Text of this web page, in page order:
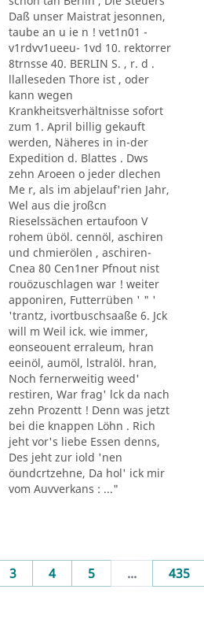
Daß unser Maistrat jesonnen,
taube an u ie n ! vet1n01 -
v1rdvv1ueeu- 1vd 10. rektorrer
8trnsse 40. BERLIN S. , r. d .
llalleseden Thore ist , oder
kann wegen
Krankheitsverhältnisse sofort
zum 1. April billig gekauft
werden, Näheres in in-der
Expedition d. Blattes . Dws
zehn Aroeen o jeder dlechen
Me r, als im abjelauf'rien Jahr,
Wel aus die jroßcn
Rieselssächen ertaufoon V
rohem üböl. cennöl, aschiren
und chmierölen , aschiren-
Cnea 80 Cen1ner Pfnout nist
rouözuschlagen war ! weiter
apponiren, Futterrüben ' " '
'trantz, ivortbuschsaaße 6. Jck
will m Weil ick. wie immer,
eonseouent erraleum, hran
eeinöl, aumöl, lstralöl. hran,
Noch fernerweitig weed'
restiren, War frag' lck da nach
zehn Prozentt ! Denn was jetzt
bei die knappen Löhn . Rich
jeht vor's liebe Essen denns,
Des jeht zur iold 'nen
öundcrtzehne, Da hol' ick mir
vom Auvverkans : ..."
3 4 5 ... 435